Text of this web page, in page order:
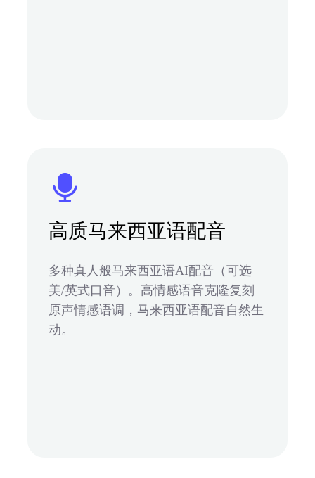
高质马来西亚语配音
多种真人般马来西亚语AI配音（可选
美/英式口音）。高情感语音克隆复刻
原声情感语调，马来西亚语配音自然生
动。